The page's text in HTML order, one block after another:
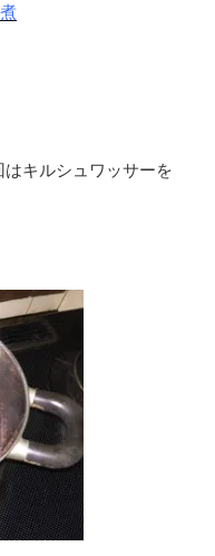
キルシュワッサーを